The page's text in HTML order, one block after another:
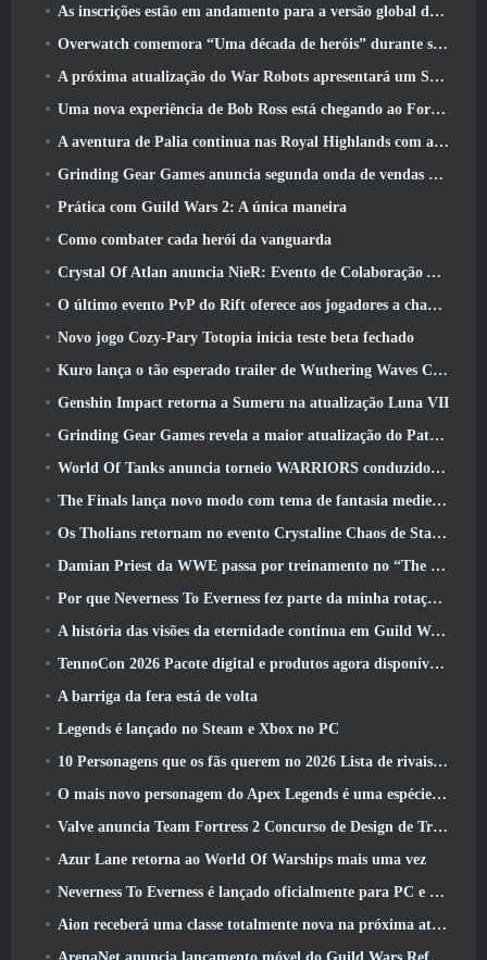
As inscrições estão em andamento para a versão global do ‘Teste de Prólogo’ Limit Zero Breakers da NCSoft
Overwatch comemora “Uma década de heróis” durante seu 10º aniversário
A próxima atualização do War Robots apresentará um Sniper inspirado em Lovecraft
Uma nova experiência de Bob Ross está chegando ao Fortnite
A aventura de Palia continua nas Royal Highlands com a atualização de hoje
Grinding Gear Games anuncia segunda onda de vendas de ingressos ExileCon
Prática com Guild Wars 2: A única maneira
Como combater cada herói da vanguarda
Crystal Of Atlan anuncia NieR: Evento de Colaboração Automata
O último evento PvP do Rift oferece aos jogadores a chance de ganhar até 4000 Créditos e um novo título
Novo jogo Cozy-Pary Totopia inicia teste beta fechado
Kuro lança o tão esperado trailer de Wuthering Waves Cyberpunk: Crossover de Edgerunners
Genshin Impact retorna a Sumeru na atualização Luna VII
Grinding Gear Games revela a maior atualização do Path Of Exile II até agora, Retorno dos Antigos
World Of Tanks anuncia torneio WARRIORS conduzido pela comunidade
The Finals lança novo modo com tema de fantasia medieval ‘Dragon’s Claim’
Os Tholians retornam no evento Crystaline Chaos de Star Trek Online
Damian Priest da WWE passa por treinamento no “The Loot Camp” no trailer de ação ao vivo do Burst Fest da Delta Force
Por que Neverness To Everness fez parte da minha rotação, Por agora
A história das visões da eternidade continua em Guild Wars 2 Próxima semana
TennoCon 2026 Pacote digital e produtos agora disponíveis para compra
A barriga da fera está de volta
Legends é lançado no Steam e Xbox no PC
10 Personagens que os fãs querem no 2026 Lista de rivais da Marvel com maior probabilidade e qual a probabilidade de eles acontecerem
O mais novo personagem do Apex Legends é uma espécie de demônio da velocidade
Valve anuncia Team Fortress 2 Concurso de Design de Troféu ÜBERFEST
Azur Lane retorna ao World Of Warships mais uma vez
Neverness To Everness é lançado oficialmente para PC e consoles
Aion receberá uma classe totalmente nova na próxima atualização do Dread Blade